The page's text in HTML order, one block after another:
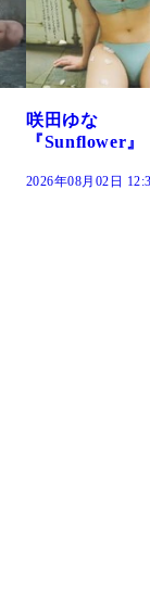
藤水咲桜『花
だまり』
2026年08月02日